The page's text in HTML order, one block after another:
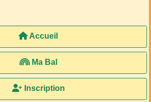
Accueil
Ma Bal
Inscription